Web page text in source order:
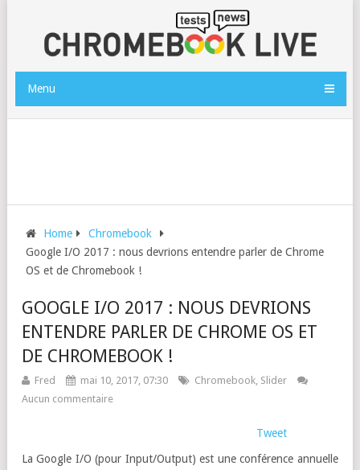
Menu
Home
Chromebook
Google I/O 2017 : nous devrions entendre parler de Chrome
OS et de Chromebook !
GOOGLE I/O 2017 : NOUS DEVRIONS
ENTENDRE PARLER DE CHROME OS ET
DE CHROMEBOOK !
Fred mai 10, 2017, 07:30 Chromebook, Slider
Aucun commentaire
Tweet
La Google I/O (pour Input/Output) est une conférence annuelle